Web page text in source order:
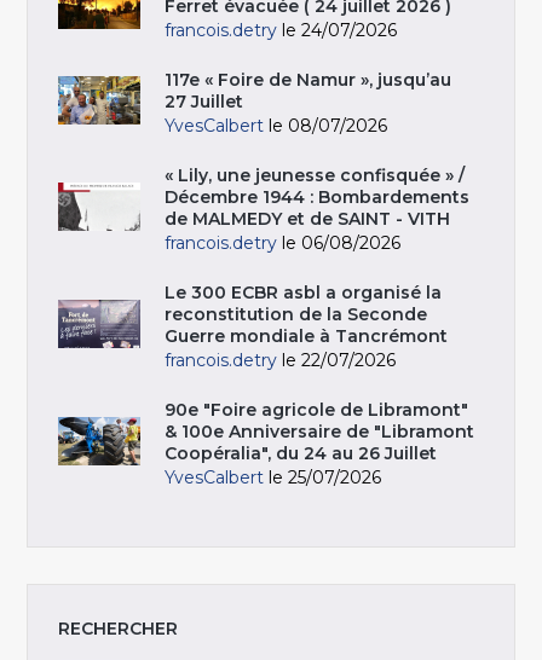
Ferret évacuée ( 24 juillet 2026 )
francois.detry le 24/07/2026
117e « Foire de Namur », jusqu’au
27 Juillet
YvesCalbert le 08/07/2026
« Lily, une jeunesse confisquée » /
Décembre 1944 : Bombardements
de MALMEDY et de SAINT - VITH
francois.detry le 06/08/2026
Le 300 ECBR asbl a organisé la
reconstitution de la Seconde
Guerre mondiale à Tancrémont
francois.detry le 22/07/2026
90e "Foire agricole de Libramont"
& 100e Anniversaire de "Libramont
Coopéralia", du 24 au 26 Juillet
YvesCalbert le 25/07/2026
RECHERCHER